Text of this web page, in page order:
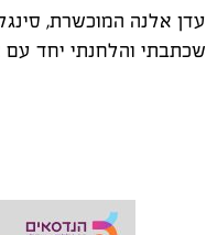
עדן אלנה המוכשרת,
שכתבתי והלחנתי יחד עם